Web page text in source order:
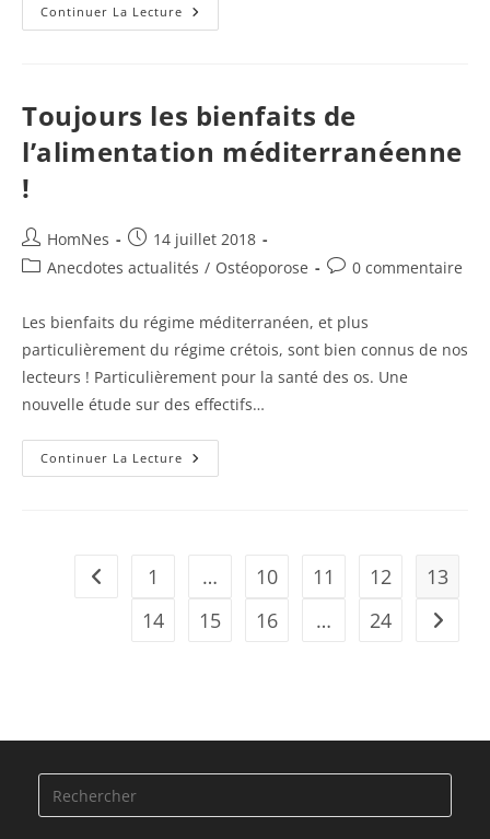
Continuer La Lecture Santé
Cardiovasculaire
Toujours les bienfaits de
l’alimentation méditerranéenne
!
Auteur/autrice
de
HomNes
Publication
publiée :
14 juillet 2018
PostAnecdotes actualités / Ostéoporose
Commentaires
la
publication :
0 commentaire
Les bienfaits du régime méditerranéen, et plus
particulièrement du régime crétois, sont bien connus de nos
lecteurs ! Particulièrement pour la santé des os. Une
nouvelle étude sur des effectifs…
Continuer La Lecture Toujours
Les
Go to the previous page
1 … 10 11 12
13
14
15 16 … 24 Aller à